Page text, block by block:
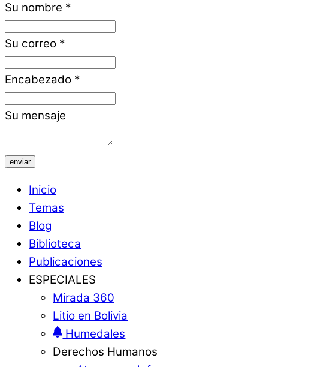
Su nombre *
Su correo *
Encabezado *
Su mensaje
enviar
Inicio
Temas
Blog
Biblioteca
Publicaciones
ESPECIALES
Mirada 360
Litio en Bolivia
Humedales
Derechos Humanos